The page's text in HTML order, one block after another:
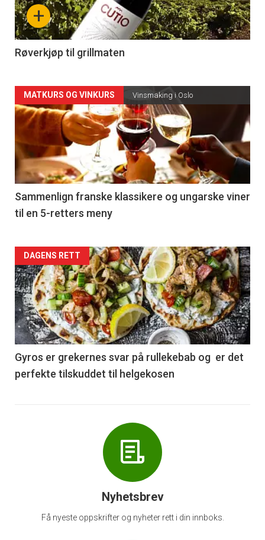
-
4
+
Røverkjøp til grillmaten
Forsiden
akkurat
nå
-
5
MATKURS OG VINKURS Vinsmaking i Oslo
Sammenlign franske klassikere og ungarske viner
til en 5-retters meny
Forsiden
akkurat
nå
-
6
DAGENS RETT
Gyros er grekernes svar på rullekebab og er det
perfekte tilskuddet til helgekosen
Nyhetsbrev
Få nyeste oppskrifter og nyheter rett i din innboks.